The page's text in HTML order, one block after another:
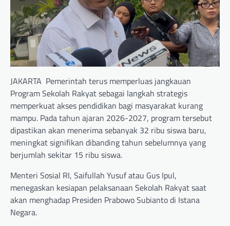
JAKARTA  Pemerintah terus memperluas jangkauan
Program Sekolah Rakyat sebagai langkah strategis
memperkuat akses pendidikan bagi masyarakat kurang
mampu. Pada tahun ajaran 2026-2027, program tersebut
dipastikan akan menerima sebanyak 32 ribu siswa baru,
meningkat signifikan dibanding tahun sebelumnya yang
berjumlah sekitar 15 ribu siswa.
Menteri Sosial RI, Saifullah Yusuf atau Gus Ipul,
menegaskan kesiapan pelaksanaan Sekolah Rakyat saat
akan menghadap Presiden Prabowo Subianto di Istana
Negara.